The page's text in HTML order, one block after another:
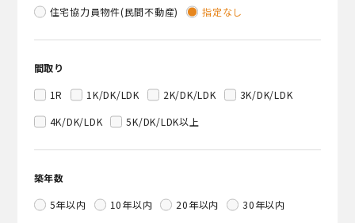
住宅協力員物件(民間不動産)
指定なし
間取り
1R
1K/DK/LDK 2K/DK/LDK
3K/DK/LDK
4K/DK/LDK
5K/DK/LDK以上
築年数
5年以内
10年以内 20年以内
30年以内